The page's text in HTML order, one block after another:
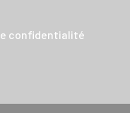
confidentialité